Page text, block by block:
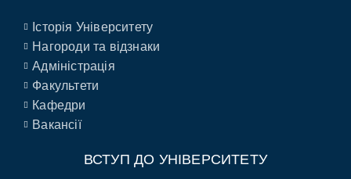
Історія Університету
Нагороди та відзнаки
Адміністрація
Факультети
Кафедри
Вакансії
ВСТУП ДО УНІВЕРСИТЕТУ